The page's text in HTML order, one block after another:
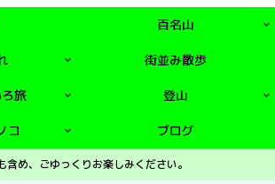
百名山
街並み散歩
旅 登山
コ ブログ
含め、ごゆっくりお楽しみください。